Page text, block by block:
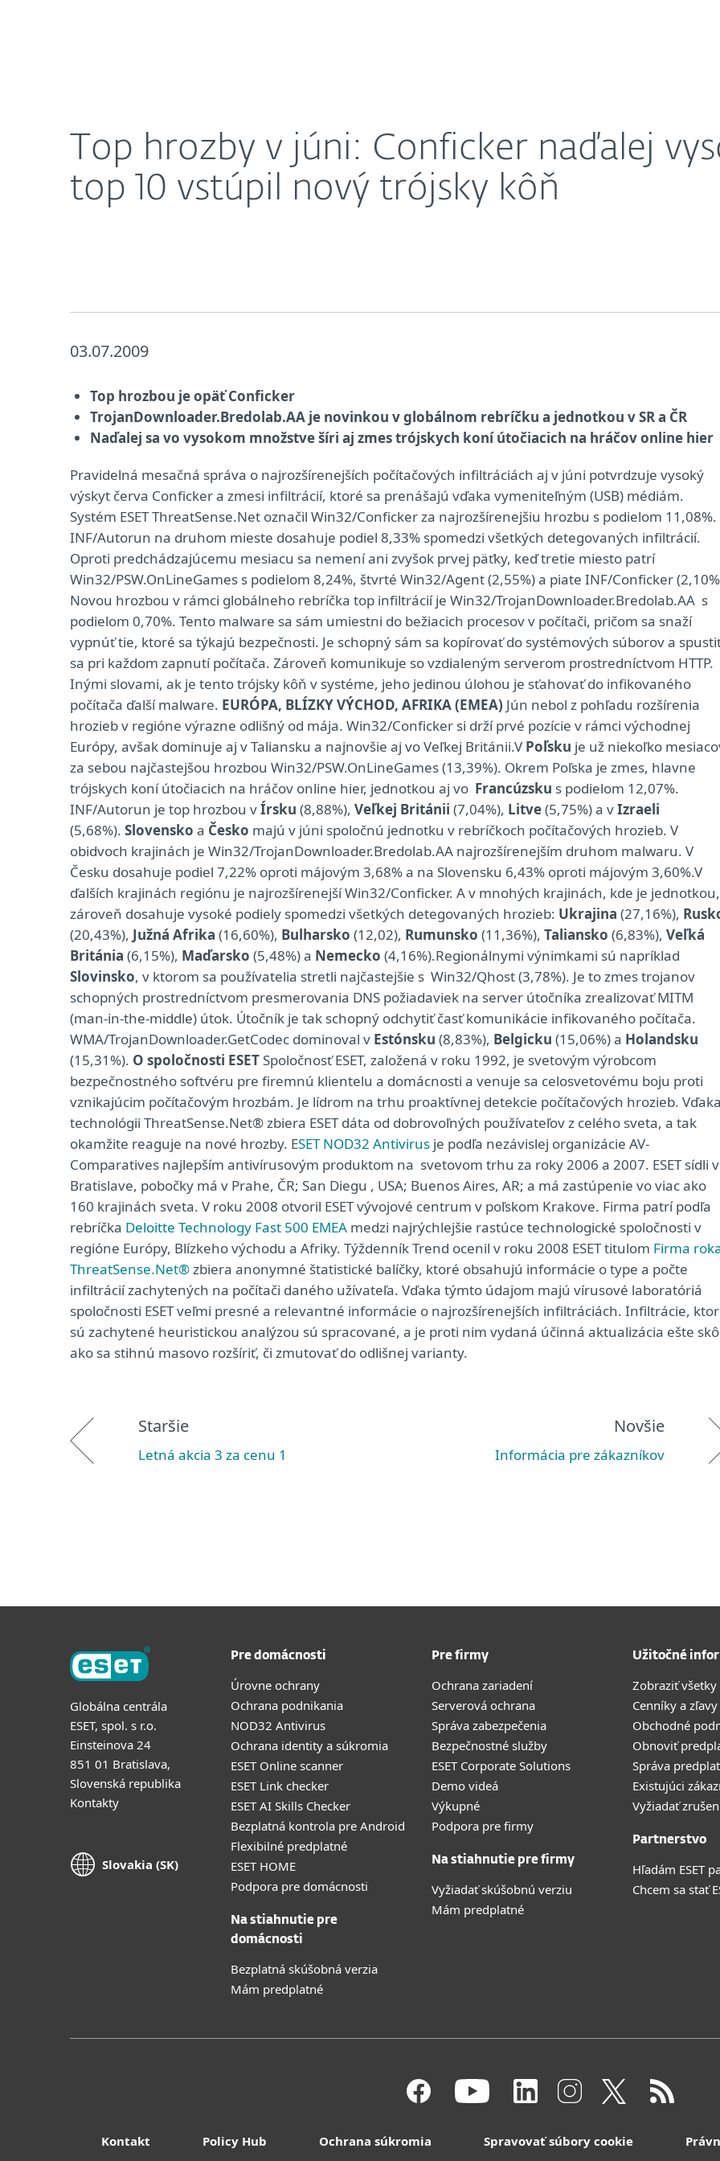
Top hrozby v júni: Conficker naďalej
top 10 vstúpil nový trójsky kôň
03.07.2009
Top hrozbou je opäť Conficker
TrojanDownloader.Bredolab.AA je novinkou v globálnom rebríčku a jednotkou v SR a ČR
Naďalej sa vo vysokom množstve šíri aj zmes trójskych koní útočiacich na hráčov online hier
Pravidelná mesačná správa o najrozšírenejších počítačových infiltráciách aj v júni potvrdzuje vysoký
výskyt červa Conficker a zmesi infiltrácií, ktoré sa prenášajú vďaka vymeniteľným (USB) médiám.
Systém ESET ThreatSense.Net označil Win32/Conficker za najrozšírenejšiu hrozbu s podielom 11,08%.
INF/Autorun na druhom mieste dosahuje podiel 8,33% spomedzi všetkých detegovaných infiltrácií.
Oproti predchádzajúcemu mesiacu sa nemení ani zvyšok prvej päťky, keď tretie miesto patrí
Win32/PSW.OnLineGames s podielom 8,24%, štvrté Win32/Agent (2,55%) a piate INF/Conficker
Novou hrozbou v rámci globálneho rebríčka top infiltrácií je Win32/TrojanDownloader.Bredolab.AA s
podielom 0,70%. Tento malware sa sám umiestni do bežiacich procesov v počítači, pričom sa snaží
vypnúť tie, ktoré sa týkajú bezpečnosti. Je schopný sám sa kopírovať do systémových súborov a
sa pri každom zapnutí počítača. Zároveň komunikuje so vzdialeným serverom prostredníctvom HTTP.
Inými slovami, ak je tento trójsky kôň v systéme, jeho jedinou úlohou je sťahovať do infikovaného
počítača ďalší malware. EURÓPA, BLÍZKY VÝCHOD, AFRIKA (EMEA) Jún nebol z pohľadu rozšírenia
hrozieb v regióne výrazne odlišný od mája. Win32/Conficker si drží prvé pozície v rámci východnej
Európy, avšak dominuje aj v Taliansku a najnovšie aj vo Veľkej Británii.V Poľsku je už niekoľko
za sebou najčastejšou hrozbou Win32/PSW.OnLineGames (13,39%). Okrem Poľska je zmes, hlavne
trójskych koní útočiacich na hráčov online hier, jednotkou aj vo Francúzsku s podielom 12,07%.
INF/Autorun je top hrozbou vÍrsku (8,88%), Veľkej Británii (7,04%), Litve(5,75%) a vIzraeli
(5,68%). Slovensko a Česko majú v júni spoločnú jednotku v rebríčkoch počítačových hrozieb. V
obidvoch krajinách je Win32/TrojanDownloader.Bredolab.AA najrozšírenejším druhom malwaru. V
Česku dosahuje podiel 7,22% oproti májovým 3,68% a na Slovensku 6,43% oproti májovým 3,60%.V
ďalších krajinách regiónu je najrozšírenejší Win32/Conficker. A v mnohých krajinách, kde je jednotkou,
zároveň dosahuje vysoké podiely spomedzi všetkých detegovaných hrozieb: Ukrajina (27,16%),
(20,43%), Južná Afrika (16,60%), Bulharsko (12,02), Rumunsko (11,36%), Taliansko (6,83%), Veľká
Británia (6,15%), Maďarsko (5,48%) a Nemecko (4,16%).Regionálnymi výnimkami sú napríklad
Slovinsko, v ktorom sa používatelia stretli najčastejšie s Win32/Qhost (3,78%). Je to zmes trojanov
schopných prostredníctvom presmerovania DNS požiadaviek na server útočníka zrealizovať MITM
(man-in-the-middle) útok. Útočník je tak schopný odchytiť časť komunikácie infikovaného počítača.
WMA/TrojanDownloader.GetCodec dominoval v Estónsku (8,83%), Belgicku (15,06%) a Holandsku
(15,31%). O spoločnosti ESET Spoločnosť ESET, založená v roku 1992, je svetovým výrobcom
bezpečnostného softvéru pre firemnú klientelu a domácnosti a venuje sa celosvetovému boju proti
vznikajúcim počítačovým hrozbám. Je lídrom na trhu proaktívnej detekcie počítačových hrozieb. Vďaka
technológii ThreatSense.Net® zbiera ESET dáta od dobrovoľných používateľov z celého sveta, a tak
okamžite reaguje na nové hrozby. ESET NOD32 Antivirus je podľa nezávislej organizácie AV-
Comparatives najlepším antivírusovým produktom na svetovom trhu za roky 2006 a 2007. ESET sídli v
Bratislave, pobočky má v Prahe, ČR; San Diegu , USA; Buenos Aires, AR; a má zastúpenie vo viac ako
160 krajinách sveta. V roku 2008 otvoril ESET vývojové centrum v poľskom Krakove. Firma patrí podľa
rebríčka Deloitte Technology Fast 500 EMEA medzi najrýchlejšie rastúce technologické spoločnosti v
regióne Európy, Blízkeho východu a Afriky. Týždenník Trend ocenil v roku 2008 ESET titulom Firma
ThreatSense.Net®zbiera anonymné štatistické balíčky, ktoré obsahujú informácie o type a počte
infiltrácií zachytených na počítači daného užívateľa. Vďaka týmto údajom majú vírusové laboratóriá
spoločnosti ESET veľmi presné a relevantné informácie o najrozšírenejších infiltráciách. Infiltrácie,
sú zachytené heuristickou analýzou sú spracované, a je proti nim vydaná účinná aktualizácia ešte
ako sa stihnú masovo rozšíriť, či zmutovať do odlišnej varianty.
Staršie
Letná akcia 3 za cenu 1
Novšie
Informácia pre zákazníkov
Globálna centrála
ESET, spol. s r.o.
Einsteinova 24
851 01 Bratislava,
Slovenská republika
Kontakty
Slovakia (SK)
Pre domácnosti
Úrovne ochrany
Ochrana podnikania
NOD32 Antivirus
Ochrana identity a súkromia
ESET Online scanner
ESET Link checker
ESET AI Skills Checker
Bezplatná kontrola pre Android
Flexibilné predplatné
ESET HOME
Podpora pre domácnosti
Na stiahnutie pre
domácnosti
Bezplatná skúšobná verzia
Mám predplatné
Pre firmy
Ochrana zariadení
Serverová ochrana
Správa zabezpečenia
Bezpečnostné služby
ESET Corporate Solutions
Demo videá
Výkupné
Podpora pre firmy
Na stiahnutie pre firmy
Vyžiadať skúšobnú verziu
Mám predplatné
Užitočné
Zobraziť
Cenníky a zľavy
Obchodné
Obnoviť
Správa
Existujúci
Vyžiadať
Partnerstvo
Hľadám ESET
Chcem sa stať
Kontakt Policy Hub Ochrana súkromia Spravovať súbory cookie